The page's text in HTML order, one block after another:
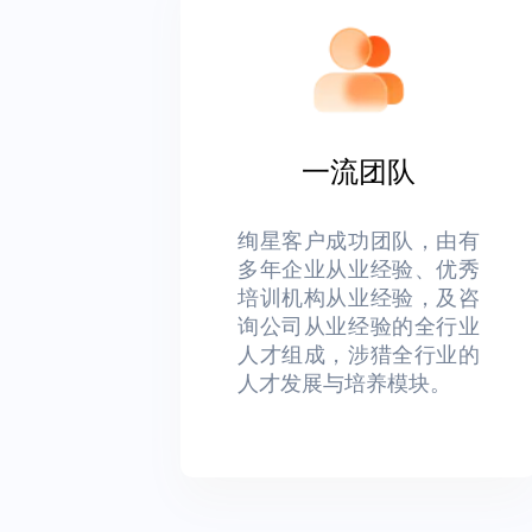
一流团队
绚星客户成功团队，由有
多年企业从业经验、优秀
培训机构从业经验，及咨
询公司从业经验的全行业
人才组成，涉猎全行业的
人才发展与培养模块。